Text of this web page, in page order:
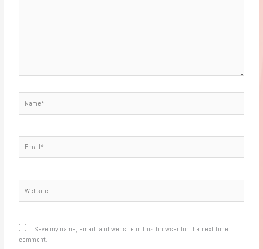
Save my name, email, and website in this browser for the next time I
comment.